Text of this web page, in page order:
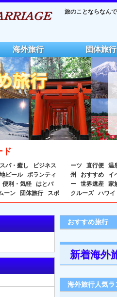
旅のことならなん
海外旅行 団体旅行
ド
スパ・癒し
ビジネス
地ビール
ボランティ
便利・気軽
はとバ
ーン 団体旅行 スポ
ーツ 直行便
温
州
おすすめ
イ
ー
世界遺産
家
クルーズ
ハワイ
おすすめ旅行
新着海外
海外旅行人気ラ